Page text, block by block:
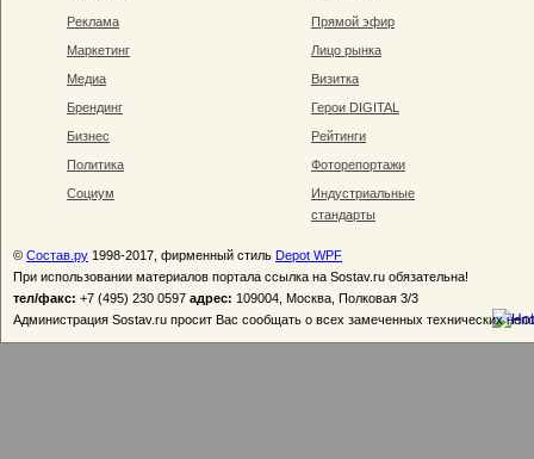
Реклама
Маркетинг
Медиа
Брендинг
Бизнес
Политика
Социум
Прямой эфир
Лицо рынка
Визитка
Герои DIGITAL
Рейтинги
Фоторепортажи
Индустриальные
стандарты
© Состав.ру 1998-2017, фирменный стиль Depot WPF
При использовании материалов портала ссылка на Sostav.ru обязательна!
тел/факс: +7 (495) 230 0597 адрес: 109004, Москва, Полковая 3/3
Администрация Sostav.ru просит Вас сообщать о всех замеченных технических